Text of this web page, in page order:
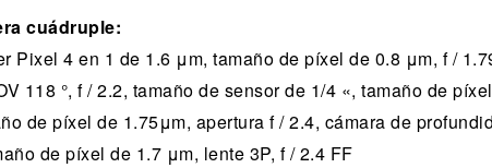
cuádruple:
Pixel 4 en 1 de 1.6 μm, tamaño de píxel de 0.8 μm, f /
118 °, f / 2.2, tamaño de sensor de 1/4 «, tamaño de
de píxel de 1.75μm, apertura f / 2.4, cámara de
de píxel de 1.7 μm, lente 3P, f / 2.4 FF